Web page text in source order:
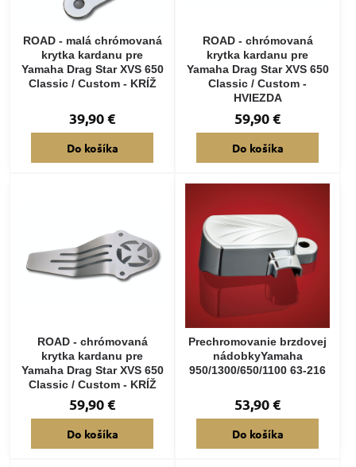
ROAD - malá chrómovaná
krytka kardanu pre
Yamaha Drag Star XVS 650
Classic / Custom - KRÍŽ
39,90 €
Do košíka
ROAD - chrómovaná
krytka kardanu pre
Yamaha Drag Star XVS 650
Classic / Custom -
HVIEZDA
59,90 €
Do košíka
ROAD - chrómovaná
krytka kardanu pre
Yamaha Drag Star XVS 650
Classic / Custom - KRÍŽ
59,90 €
Do košíka
Prechromovanie brzdovej
nádobkyYamaha
950/1300/650/1100 63-216
53,90 €
Do košíka